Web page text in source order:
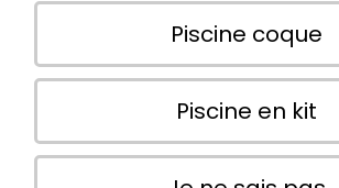
Piscine coque
Piscine en kit